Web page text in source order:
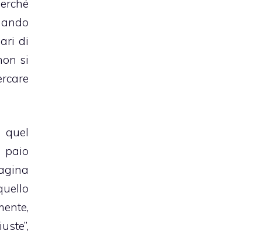
di
si
quel
paio